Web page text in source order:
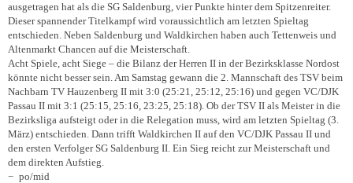
ausgetragen hat als die SG Saldenburg, vier Punkte hinter dem Spitzenreiter.
Dieser spannender Titelkampf wird voraussichtlich am letzten Spieltag
entschieden. Neben Saldenburg und Waldkirchen haben auch Tettenweis und
Altenmarkt Chancen auf die Meisterschaft.
Acht Spiele, acht Siege – die Bilanz der Herren II in der Bezirksklasse Nordost
könnte nicht besser sein. Am Samstag gewann die 2. Mannschaft des TSV beim
Nachbarn TV Hauzenberg II mit 3:0 (25:21, 25:12, 25:16) und gegen VC/DJK
Passau II mit 3:1 (25:15, 25:16, 23:25, 25:18). Ob der TSV II als Meister in die
Bezirksliga aufsteigt oder in die Relegation muss, wird am letzten Spieltag (3.
März) entschieden. Dann trifft Waldkirchen II auf den VC/DJK Passau II und
den ersten Verfolger SG Saldenburg II. Ein Sieg reicht zur Meisterschaft und
dem direkten Aufstieg.
− po/mid